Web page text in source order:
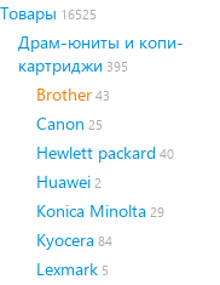
Товары 16525
Драм-юниты и копи-
картриджи 395
Brother 43
Canon 25
Hewlett packard 40
Huawei 2
Konica Minolta 29
Kyocera 84
Lexmark 5